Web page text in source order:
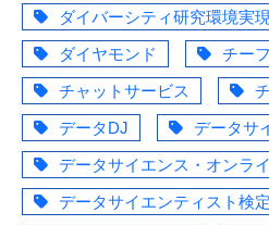
ダイバーシティ研究環境実
ダイヤモンド
チー
チャットサービス
データDJ
データサ
データサイエンス・オンラ
データサイエンティスト検定